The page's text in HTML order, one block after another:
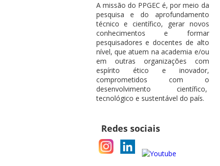
A missão do PPGEC é, por meio da
pesquisa e do aprofundamento
técnico e científico, gerar novos
conhecimentos e formar
pesquisadores e docentes de alto
nível, que atuem na academia e/ou
em outras organizações com
espírito ético e inovador,
comprometidos com o
desenvolvimento científico,
tecnológico e sustentável do país.
Redes sociais